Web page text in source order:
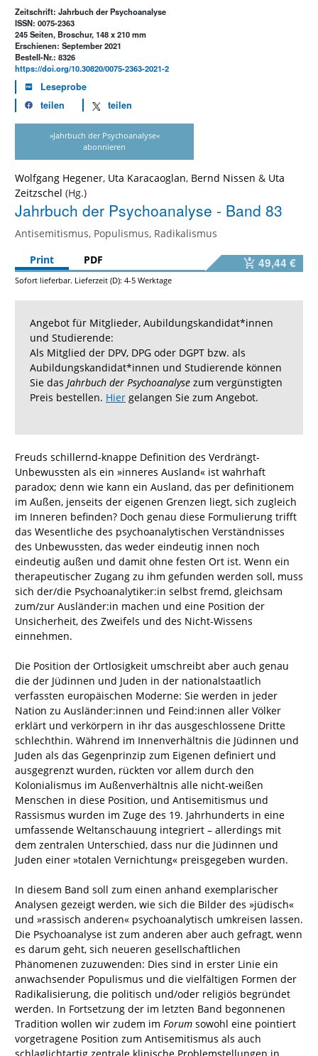
Zeitschrift: Jahrbuch der Psychoanalyse
ISSN: 0075-2363
245 Seiten, Broschur, 148 x 210 mm
Erschienen: September 2021
Bestell-Nr.: 8326
https://doi.org/10.30820/0075-2363-2021-2
Leseprobe
teilen
teilen
»Jahrbuch der Psychoanalyse«
abonnieren
Wolfgang Hegener, Uta Karacaoglan, Bernd Nissen & Uta
Zeitzschel
Jahrbuch der Psychoanalyse - Band 83
Antisemitismus, Populismus, Radikalismus
Print
PDF 49,44 €
Sofort lieferbar. Lieferzeit (D): 4-5 Werktage
Angebot für Mitglieder, Aubildungskandidat*innen
und Studierende:
Als Mitglied der DPV, DPG oder DGPT bzw. als
Aubildungskandidat*innen und Studierende können
Sie das Jahrbuch der Psychoanalyse zum vergünstigten
Preis bestellen. Hier gelangen Sie zum Angebot.
Freuds schillernd-knappe Definition des Verdrängt-
Unbewussten als ein »inneres Ausland« ist wahrhaft
paradox; denn wie kann ein Ausland, das per definitionem
im Außen, jenseits der eigenen Grenzen liegt, sich zugleich
im Inneren befinden? Doch genau diese Formulierung trifft
das Wesentliche des psychoanalytischen Verständnisses
des Unbewussten, das weder eindeutig innen noch
eindeutig außen und damit ohne festen Ort ist. Wenn ein
therapeutischer Zugang zu ihm gefunden werden soll, muss
sich der/die Psychoanalytiker:in selbst fremd, gleichsam
zum/zur Ausländer:in machen und eine Position der
Unsicherheit, des Zweifels und des Nicht-Wissens
einnehmen.
Die Position der Ortlosigkeit umschreibt aber auch genau
die der Jüdinnen und Juden in der nationalstaatlich
verfassten europäischen Moderne: Sie werden in jeder
Nation zu Ausländer:innen und Feind:innen aller Völker
erklärt und verkörpern in ihr das ausgeschlossene Dritte
schlechthin. Während im Innenverhältnis die Jüdinnen und
Juden als das Gegenprinzip zum Eigenen definiert und
ausgegrenzt wurden, rückten vor allem durch den
Kolonialismus im Außenverhältnis alle nicht-weißen
Menschen in diese Position, und Antisemitismus und
Rassismus wurden im Zuge des 19. Jahrhunderts in eine
umfassende Weltanschauung integriert – allerdings mit
dem zentralen Unterschied, dass nur die Jüdinnen und
Juden einer »totalen Vernichtung« preisgegeben wurden.
In diesem Band soll zum einen anhand exemplarischer
Analysen gezeigt werden, wie sich die Bilder des »jüdisch«
und »rassisch anderen« psychoanalytisch umkreisen lassen.
Die Psychoanalyse ist zum anderen aber auch gefragt, wenn
es darum geht, sich neueren gesellschaftlichen
Phänomenen zuzuwenden: Dies sind in erster Linie ein
anwachsender Populismus und die vielfältigen Formen der
Radikalisierung, die politisch und/oder religiös begründet
werden. In Fortsetzung der im letzten Band begonnenen
Tradition wollen wir zudem im Forum sowohl eine pointiert
vorgetragene Position zum Antisemitismus als auch
schlaglichtartig zentrale klinische Problemstellungen in